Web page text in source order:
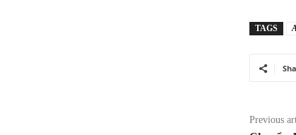
TAGS
Previous